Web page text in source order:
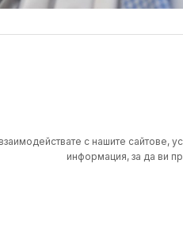
с нашите сайтове,
информация, за да ви